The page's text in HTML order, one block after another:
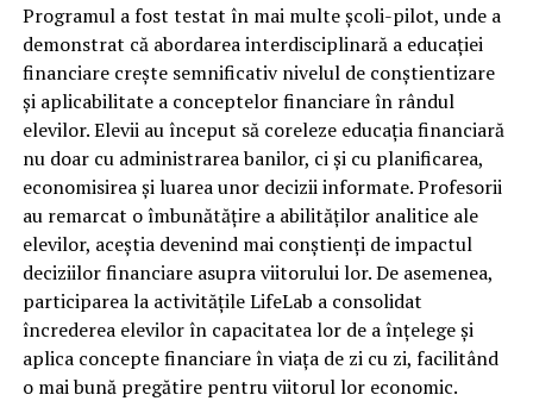
Programul a fost testat în mai multe școli-pilot, unde a
demonstrat că abordarea interdisciplinară a educației
financiare crește semnificativ nivelul de conștientizare
și aplicabilitate a conceptelor financiare în rândul
elevilor. Elevii au început să coreleze educația financiară
nu doar cu administrarea banilor, ci și cu planificarea,
economisirea și luarea unor decizii informate. Profesorii
au remarcat o îmbunătățire a abilităților analitice ale
elevilor, aceștia devenind mai conștienți de impactul
deciziilor financiare asupra viitorului lor. De asemenea,
participarea la activitățile LifeLab a consolidat
încrederea elevilor în capacitatea lor de a înțelege și
aplica concepte financiare în viața de zi cu zi, facilitând
o mai bună pregătire pentru viitorul lor economic.